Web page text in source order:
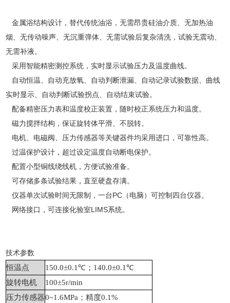
金属浴结构设计，替代传统油浴，无需昂贵硅油介质、无加热油
烟、无传动噪声、无沉重弹体、无需试验后复杂清洗，试验无震动、
无需补液。
采用智能精密测控系统，实时显示试验压力及温度曲线。
自动恒温、自动充放氧、自动判断泄漏、自动记录试验数据、曲线
实时显示、自动判断试验拐点、自动结束试验。
配备精密压力表和温度校正装置，随时校正系统压力和温度。
磁力搅拌结构，保证旋转体平滑、不脱转。
电机、电磁阀、压力传感器等关键器件均采用进口，可靠性高。
过温保护设计，超过设定温度自动断电保护。
配置小型铜线绕线机，方便试验准备。
可存储多条试验结果，直至硬盘存满。
仪器单次试验时间无限制，一台PC（电脑）可控制四台仪器。
网络接口，可连接化验室LIMS系统。
技术参数
恒温点
150.0±0.1℃；140.0±0.1℃
旋转电机
100±5r/min
压力传感器0~1.6MPa ；精度0.1%